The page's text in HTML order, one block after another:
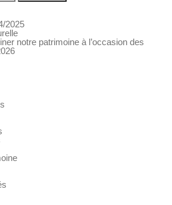
2025
notre patrimoine à l’occasion des